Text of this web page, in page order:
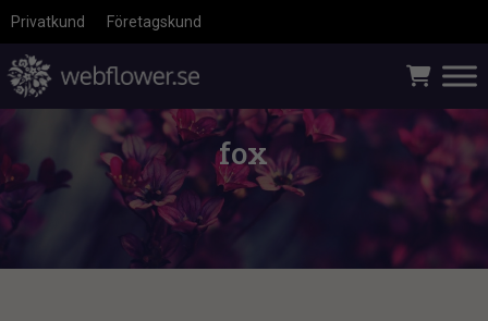
Privatkund Företagskund
fox